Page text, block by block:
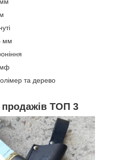
мм
та дерево
продажів ТОП 3